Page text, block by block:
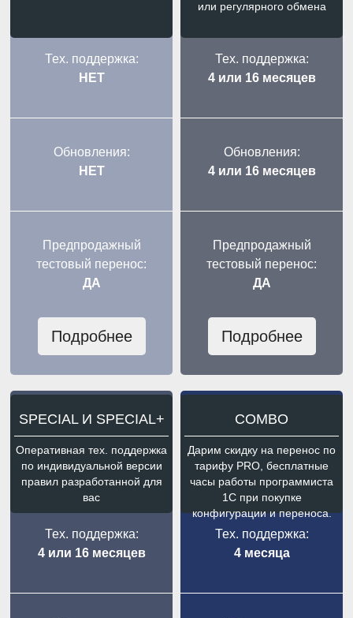
Тех. поддержка:
НЕТ
Обновления:
НЕТ
Предпродажный
тестовый перенос:
ДА
Подробнее
или регулярного обмена
Тех. поддержка:
4 или 16 месяцев
Обновления:
4 или 16 месяцев
Предпродажный
тестовый перенос:
ДА
Подробнее
SPECIAL И SPECIAL+
Оперативная тех. поддержка
по индивидуальной версии
правил разработанной для
вас
Тех. поддержка:
4 или 16 месяцев
COMBO
Дарим скидку на перенос по
тарифу PRO, бесплатные
часы работы программиста
1С при покупке
конфигурации и переноса.
Тех. поддержка:
4 месяца